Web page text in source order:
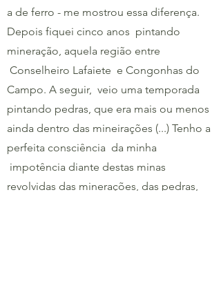
a de ferro - me mostrou essa diferença.
Depois fiquei cinco anos pintando
mineração, aquela região entre
Conselheiro Lafaiete e Congonhas do
Campo. A seguir, veio uma temporada
pintando pedras, que era mais ou menos
ainda dentro das mineirações (...) Tenho a
perfeita consciência da minha
impotência diante destas minas
revolvidas das minerações, das pedras,